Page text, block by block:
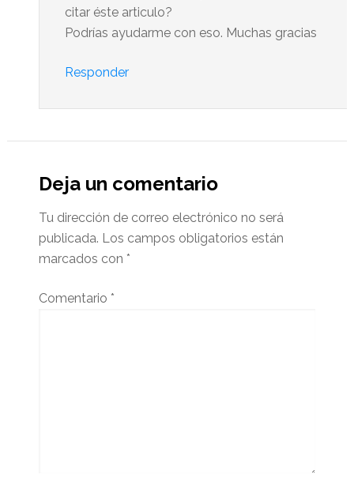
citar éste articulo?
Podrías ayudarme con eso. Muchas gracias
Responder
Deja un comentario
Tu dirección de correo electrónico no será
publicada. Los campos obligatorios están
marcados con *
Comentario *